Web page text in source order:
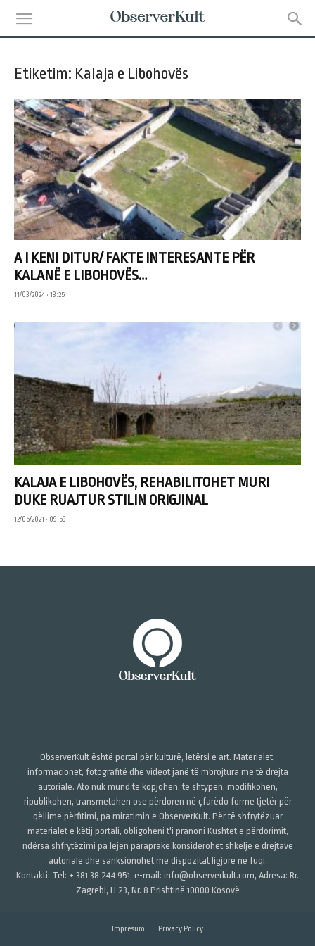
Etiketim: Kalaja e Libohovës
A I KENI DITUR/ FAKTE INTERESANTE PËR
KALANË E LIBOHOVËS…
11/03/2024 • 13:25
KALAJA E LIBOHOVËS, REHABILITOHET MURI
DUKE RUAJTUR STILIN ORIGJINAL
12/06/2021 • 09:59
ObserverKult është portal për kulturë, letërsi e art. Materialet,
informacionet, fotografitë dhe videot janë të mbrojtura me të drejta
autoriale. Ato nuk mund të kopjohen, të shtypen, modifikohen,
ripublikohen, transmetohen ose përdoren në çfarëdo forme tjetër për
qëllime përfitimi, pa miratimin e ObserverKult. Për të shfrytëzuar
materialet e këtij portali, obligoheni t'i pranoni Kushtet e përdorimit,
ndërsa shfrytëzimi pa lejen paraprake konsiderohet shkelje e drejtave
autoriale dhe sanksionohet me dispozitat ligjore në fuqi.
Kontakti: Tel: + 381 38 244 951, e-mail: info@observerkult.com, Adresa: Rr.
Zagrebi, H 23, Nr. 8 Prishtinë 10000 Kosovë
Impresum Privacy Policy